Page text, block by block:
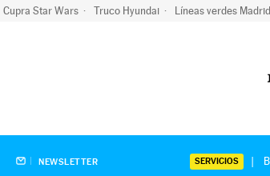
Cupra Star Wars Truco Hyundai Líneas verdes Madrid
NEWSLETTER SERVICIOS